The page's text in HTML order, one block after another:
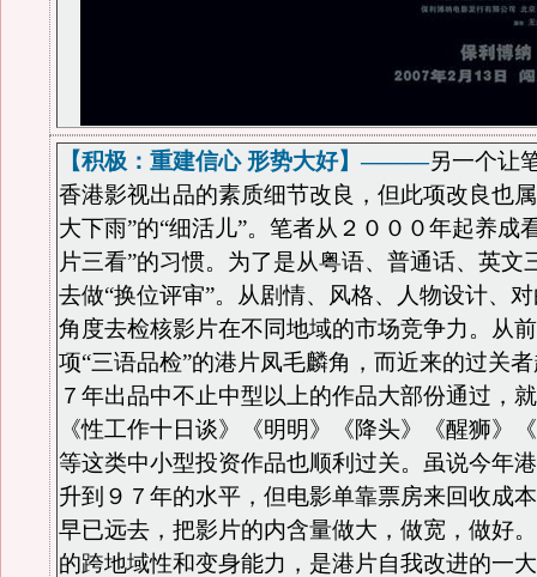
【积极：重建信心 形势大好】———另一个让
香港影视出品的素质细节改良，但此项改良也
大下雨”的“细活儿”。笔者从２０００年起养成
片三看”的习惯。为了是从粤语、普通话、英文
去做“换位评审”。从剧情、风格、人物设计、
角度去检核影片在不同地域的市场竞争力。从
项“三语品检”的港片凤毛麟角，而近来的过关
７年出品中不止中型以上的作品大部份通过，
《性工作十日谈》《明明》《降头》《醒狮》
等这类中小型投资作品也顺利过关。虽说今年
升到９７年的水平，但电影单靠票房来回收成
早已远去，把影片的内含量做大，做宽，做好
的跨地域性和变身能力，是港片自我改进的